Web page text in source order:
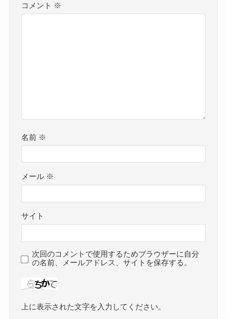
コメント ※
名前 ※
メール ※
サイト
次回のコメントで使用するためブラウザーに自分
の名前、メールアドレス、サイトを保存する。
上に表示された文字を入力してください。